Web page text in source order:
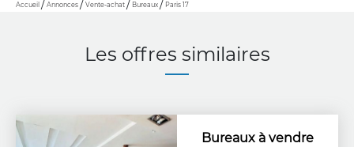
Accueil Annonces Vente-achat Bureaux Paris 17
Les offres similaires
Bureaux à vendre